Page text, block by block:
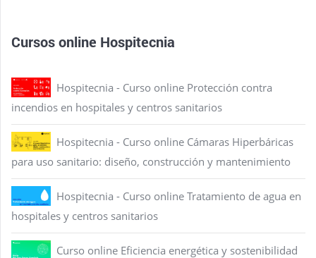
Cursos online Hospitecnia
Hospitecnia - Curso online Protección contra
incendios en hospitales y centros sanitarios
Hospitecnia - Curso online Cámaras Hiperbáricas
para uso sanitario: diseño, construcción y mantenimiento
Hospitecnia - Curso online Tratamiento de agua en
hospitales y centros sanitarios
Curso online Eficiencia energética y sostenibilidad